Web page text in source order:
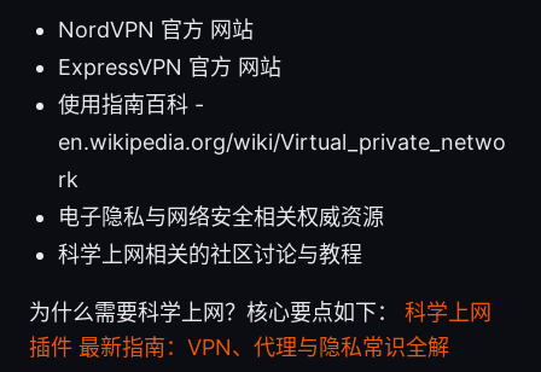
NordVPN 官方 网站
ExpressVPN 官方 网站
使用指南百科 -
en.wikipedia.org/wiki/Virtual_private_netwo
rk
电子隐私与网络安全相关权威资源
科学上网相关的社区讨论与教程
为什么需要科学上网？核心要点如下： 科学上网
插件 最新指南：VPN、代理与隐私常识全解